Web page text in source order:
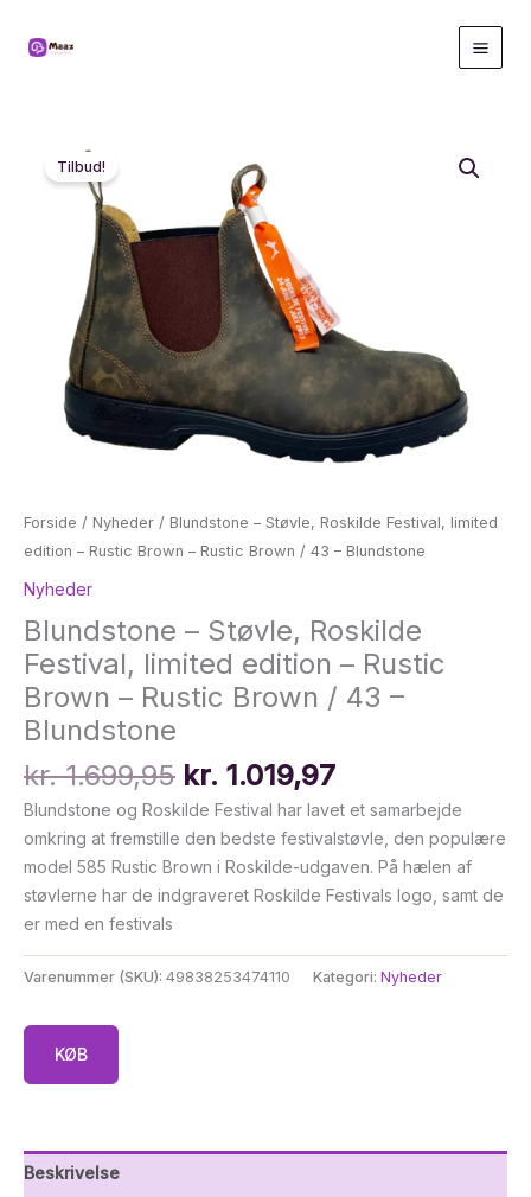
Tilbud!
Forside / Nyheder / Blundstone – Støvle, Roskilde Festival, limited
edition – Rustic Brown – Rustic Brown / 43 – Blundstone
Nyheder
Blundstone – Støvle, Roskilde
Festival, limited edition – Rustic
Brown – Rustic Brown / 43 –
Blundstone
kr.1.699,95 Den
oprindelige
pris
var:
kr. 1.699,95.
kr. 1.019,97Den
aktuelle
pris
er:
kr. 1.019,97.
Blundstone og Roskilde Festival har lavet et samarbejde
omkring at fremstille den bedste festivalstøvle, den populære
model 585 Rustic Brown i Roskilde-udgaven. På hælen af
støvlerne har de indgraveret Roskilde Festivals logo, samt de
er med en festivals
Varenummer (SKU): 49838253474110 Kategori: Nyheder
KØB
Beskrivelse